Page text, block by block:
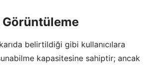
Görüntüleme
belirtildiği gibi kullanıcılara
kapasitesine sahiptir; ancak